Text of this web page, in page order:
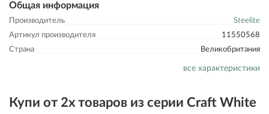
Общая информация
Производитель
Steelite
Артикул производителя
11550568
Страна
Великобритания
все характеристики
Купи от 2х товаров из серии Craft White